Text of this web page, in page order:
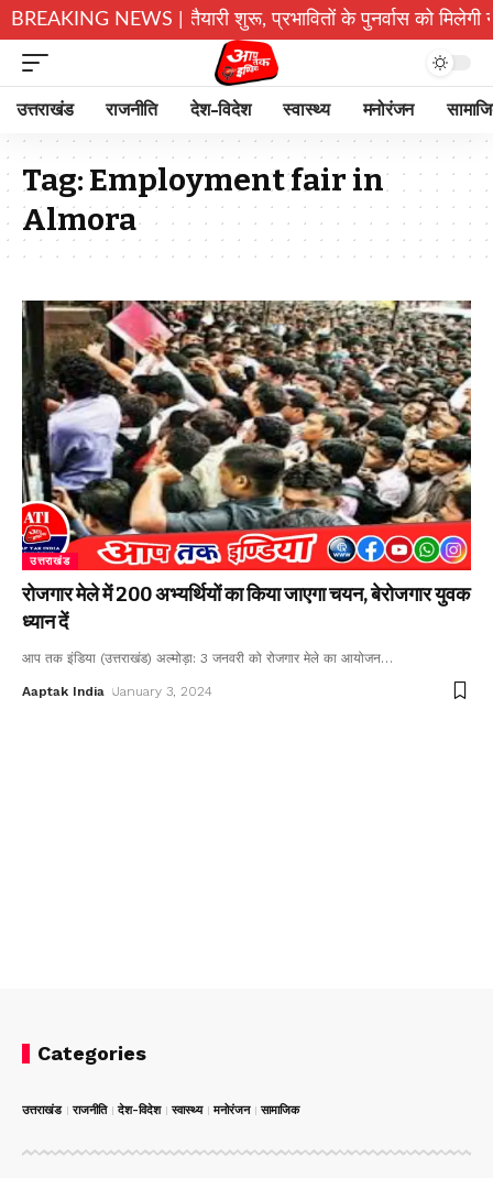
BREAKING NEWS |
के पुनर्निर्माण की तैयारी शुरू, प्रभावितों के पुनर्वास को मिलेगी नई
उत्तराखंड राजनीति देश-विदेश स्वास्थ्य मनोरंजन
Tag:Employment fair in
Almora
उत्तराखंड
रोजगार मेले में 200 अभ्यर्थियों का किया जाएगा चयन, बेरोजगार युवक
ध्यान दें
आप तक इंडिया (उत्तराखंड) अल्मोड़ा: 3 जनवरी को रोजगार मेले का आयोजन…
Aaptak India January 3, 2024
Categories
उत्तराखंड राजनीति देश-विदेश स्वास्थ्य मनोरंजन सामाजिक